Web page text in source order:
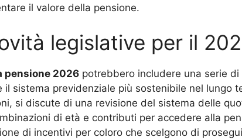
il valore della pensione.
legislative per il
pensione 2026 potrebbero includere una serie
il sistema previdenziale più sostenibile nel lungo
si discute di una revisione del sistema delle
di età e contributi per accedere alla
di incentivi per coloro che scelgono di